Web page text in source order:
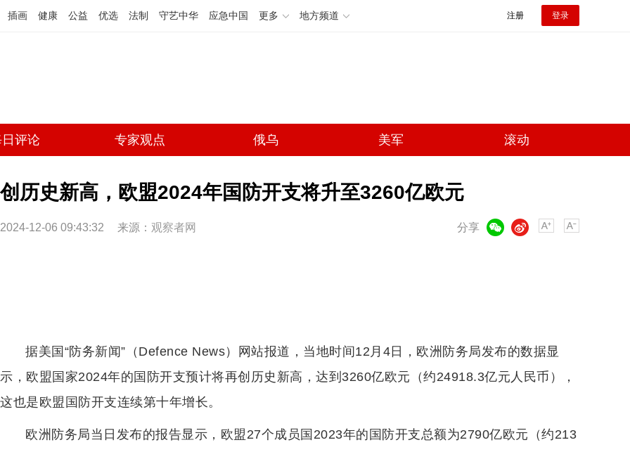
插画 健康 公益 优选 法制 守艺中华 应急中国 更多 地方频道 注册 登录
评论 专家观点 俄乌 美军 滚动
创历史新高，欧盟2024年国防开支将升至3260亿欧元
2024-12-06 09:43:32 来源： 观察者网 分享
微博
据美国“防务新闻”（Defence News）网站报道，当地时间12月4日，欧洲防务局发布的数据显
示，欧盟国家2024年的国防开支预计将再创历史新高，达到3260亿欧元（约24918.3亿元人民币），
这也是欧盟国防开支连续第十年增长。
欧洲防务局当日发布的报告显示，欧盟27个成员国2023年的国防开支总额为2790亿欧元（约213